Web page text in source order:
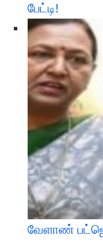
பேட்டி! ​
வேளாண்